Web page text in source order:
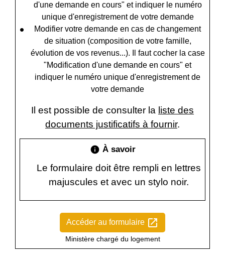
d'une demande en cours" et indiquer le numéro
unique d'enregistrement de votre demande
Modifier votre demande en cas de changement
de situation (composition de votre famille,
évolution de vos revenus...). Il faut cocher la case
"Modification d'une demande en cours" et
indiquer le numéro unique d'enregistrement de
votre demande
Il est possible de consulter la liste des
documents justificatifs à fournir.
info À savoir
Le formulaire doit être rempli en lettres
majuscules et avec un stylo noir.
Accéder au formulaire open_in_new
Ministère chargé du logement